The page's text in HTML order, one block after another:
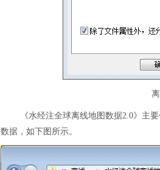
《水经注全球离线地图数据2.0》主
数据，如下图所示。